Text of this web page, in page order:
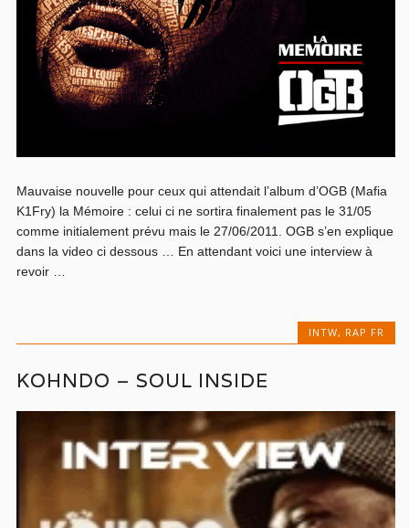
Mauvaise nouvelle pour ceux qui attendait l’album d’OGB (Mafia
K1Fry) la Mémoire : celui ci ne sortira finalement pas le 31/05
comme initialement prévu mais le 27/06/2011. OGB s’en explique
dans la video ci dessous … En attendant voici une interview à
revoir …
INTW, RAP FR
KOHNDO – SOUL INSIDE